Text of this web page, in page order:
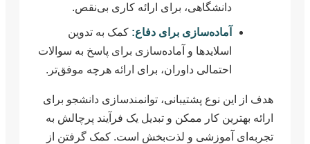
دانشگاهی، برای ارائه کاری بی‌نقص.
آماده‌سازی برای دفاع: کمک به تدوین
اسلایدها و آماده‌سازی برای پاسخ به سوالات
احتمالی داوران، برای ارائه هرچه موفق‌تر.
هدف از این نوع پشتیبانی، توانمندسازی دانشجو برای
ارائه بهترین کار ممکن و تبدیل یک فرآیند پرچالش به
تجربه‌ای آموزشی و لذت‌بخش است. کمک گرفتن از